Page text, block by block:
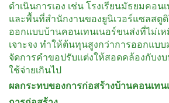
ดำเนินการเอง เช่น โรงเรียนมัธยมคอน
และพื้นที่สำนักงานของยูนิเวอร์แซลสตู
ออกแบบบ้านคอนเทนเนอร์ขนส่งที่ไม่เ
เจาะจง ทำให้ต้นทุนสูงกว่าการออกแบ
จัดการคำขอปรับแต่งให้สอดคล้องกับง
ใช้จ่ายเกินไป
ผลกระทบของการก่อสร้างบ้านคอนเท